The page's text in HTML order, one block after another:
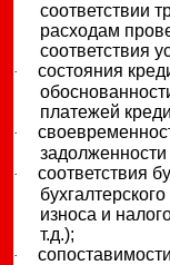
соответствии
расходам
соответствия
·
состояния
платежей
·
·
соответствия
износа и
т.д.);
·